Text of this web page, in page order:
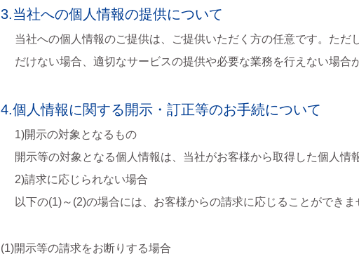
3.当社への個人情報の提供について
当社への個人情報のご提供は、ご提供いただく方の任意です。ただ
だけない場合、適切なサービスの提供や必要な業務を行えない場合
4.個人情報に関する開示・訂正等のお手続について
1)開示の対象となるもの
開示等の対象となる個人情報は、当社がお客様から取得した個人情
2)請求に応じられない場合
以下の(1)～(2)の場合には、お客様からの請求に応じることができま
(1)開示等の請求をお断りする場合